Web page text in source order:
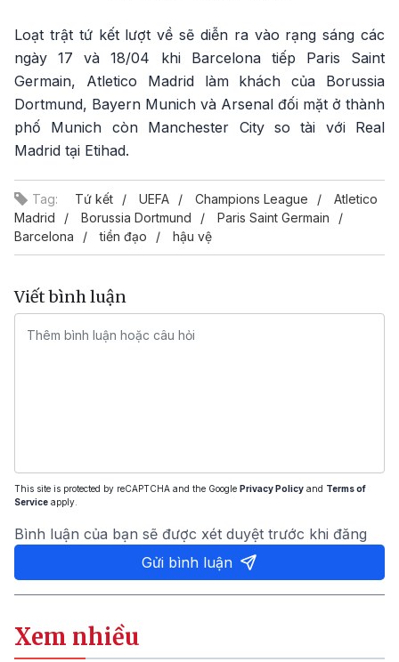
Loạt trật tứ kết lượt về sẽ diễn ra vào rạng sáng các
ngày 17 và 18/04 khi Barcelona tiếp Paris Saint
Germain, Atletico Madrid làm khách của Borussia
Dortmund, Bayern Munich và Arsenal đối mặt ở thành
phố Munich còn Manchester City so tài với Real
Madrid tại Etihad.
Tag: Tứ kết UEFA Champions League
Atletico
Madrid
Borussia Dortmund
Paris Saint Germain
Barcelona
tiền đạo hậu vệ
Viết bình luận
This site is protected by reCAPTCHA and the Google Privacy Policy and Terms of
Service apply.
Bình luận của bạn sẽ được xét duyệt trước khi đăng
Gửi bình luận
Xem nhiều